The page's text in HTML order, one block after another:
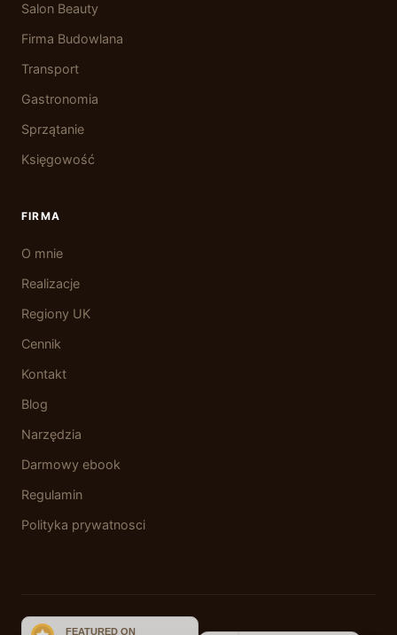
Salon Beauty
Firma Budowlana
Transport
Gastronomia
Sprzątanie
Księgowość
FIRMA
O mnie
Realizacje
Regiony UK
Cennik
Kontakt
Blog
Narzędzia
Darmowy ebook
Regulamin
Polityka prywatnosci